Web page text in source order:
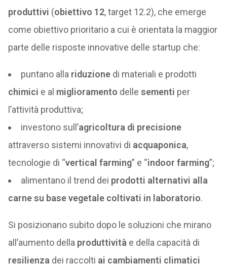
produttivi (obiettivo 12, target 12.2), che emerge
come obiettivo prioritario a cui è orientata la maggior
parte delle risposte innovative delle startup che:
puntano alla riduzione di materiali e prodotti
chimici e al miglioramento delle sementi per
l’attività produttiva;
investono sull’agricoltura di precisione
attraverso sistemi innovativi di acquaponica,
tecnologie di “vertical farming” e “indoor farming”;
alimentano il trend dei prodotti alternativi alla
carne su base vegetale coltivati in laboratorio.
Si posizionano subito dopo le soluzioni che mirano
all’aumento della produttività e della capacità di
resilienza dei raccolti ai cambiamenti climatici